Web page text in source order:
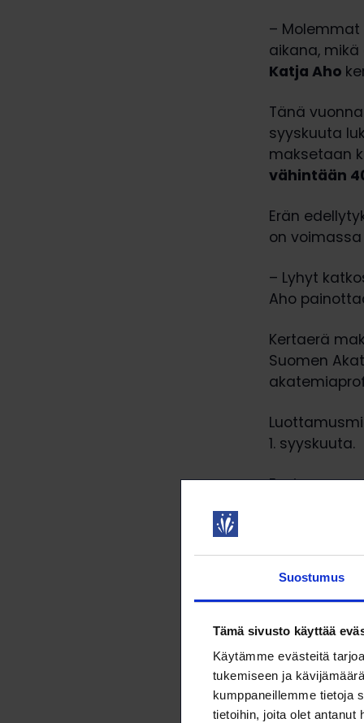
Suostumus
Tämä sivusto käyttää
Käytämme evästeitä
tukemiseen ja
kumppaneillemme tietoja
tietoihin, joita olet antanut
–
aikana,
Katja Aho
Tänä
syyskuuta
maksetaan
vähintään
Erän
on
– Lyhyt
Aho
Kertaerä
Suomen
1. syyskuuta.
Ensi vuonna
aikana
kehittää sitä.
– Pyrimme
JUKOn